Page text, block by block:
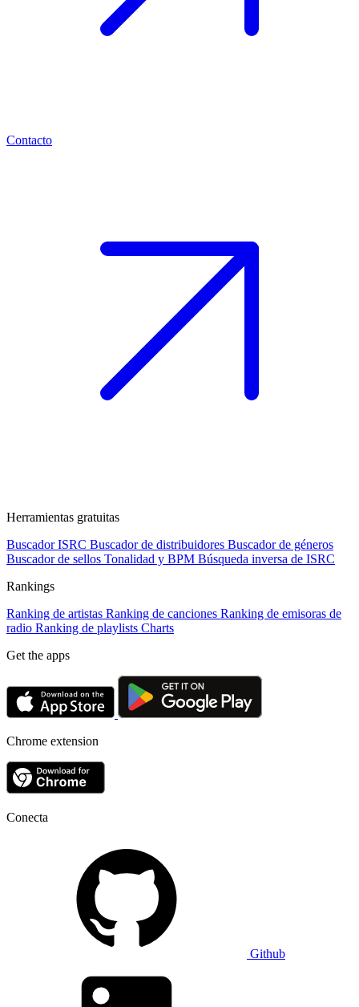
Contacto
Herramientas gratuitas
Buscador ISRC Buscador de distribuidores Buscador de géneros
Buscador de sellos Tonalidad y BPM Búsqueda inversa de ISRC
Rankings
Ranking de artistas Ranking de canciones Ranking de emisoras de
radio Ranking de playlists Charts
Get the apps
Chrome extension
Conecta
Github